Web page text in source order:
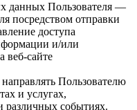
данных Пользователя —
посредством отправки
доступа
и/или
веб-сайте
Пользователю
и услугах,
различных событиях.